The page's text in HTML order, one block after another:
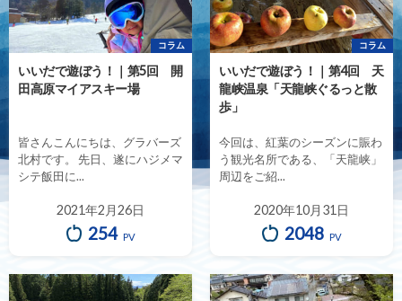
コラム
いいだで遊ぼう！｜第5回 開
田高原マイアスキー場
皆さんこんにちは、グラバーズ
北村です。 先日、遂にハジメマ
シテ飯田に...
2021年2月26日
254 PV
コラム
いいだで遊ぼう！｜第4回 天
龍峡温泉「天龍峡ぐるっと散
歩」
今回は、紅葉のシーズンに賑わ
う観光名所である、「天龍峡」
周辺をご紹...
2020年10月31日
2048 PV